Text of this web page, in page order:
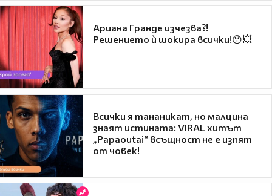
Ариана Гранде изчезва?!
Решението ѝ шокира всички!😯💥
Всички я тананикат, но малцина
знаят истината: VIRAL хитът
„Papaoutai“ всъщност не е изпят
от човек!